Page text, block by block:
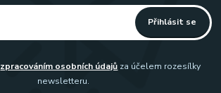
Přihlásit se
zpracováním osobních údajů za účelem rozesílky
newsletteru.